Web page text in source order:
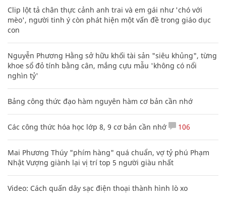
Clip lột tả chân thực cảnh anh trai và em gái như 'chó với
mèo', người tinh ý còn phát hiện một vấn đề trong giáo dục
con
Nguyễn Phương Hằng sở hữu khối tài sản "siêu khủng", từng
khoe sổ đỏ tính bằng cân, mắng cựu mẫu 'không có nổi
nghìn tỷ'
Bảng công thức đạo hàm nguyên hàm cơ bản cần nhớ
Các công thức hóa học lớp 8, 9 cơ bản cần nhớ 106
Mai Phương Thúy "phím hàng" quá chuẩn, vợ tỷ phú Phạm
Nhật Vượng giành lại vị trí top 5 người giàu nhất
Video: Cách quấn dây sạc điện thoại thành hình lò xo